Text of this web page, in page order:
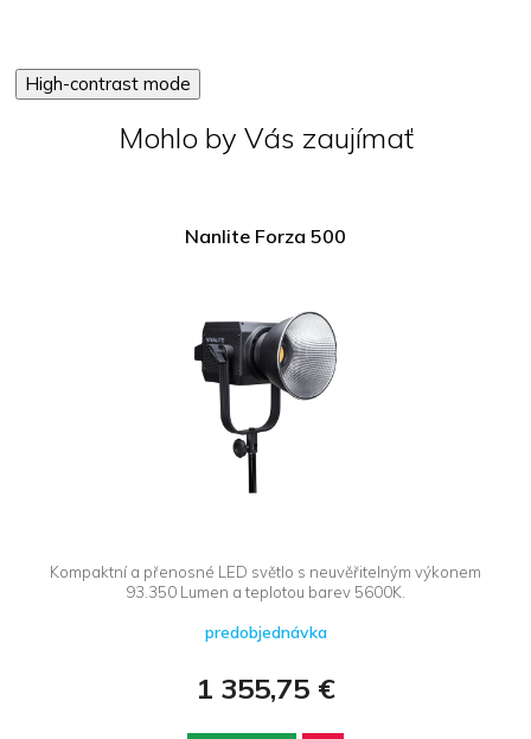
High-contrast mode
Mohlo by Vás zaujímať
Nanlite Forza 500
Kompaktní a přenosné LED světlo s neuvěřitelným výkonem
93.350 Lumen a teplotou barev 5600K.
predobjednávka
1 355,75 €